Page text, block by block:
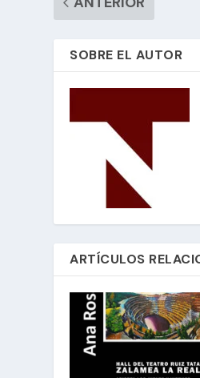
SOBRE EL AUTOR
ARTÍCULOS